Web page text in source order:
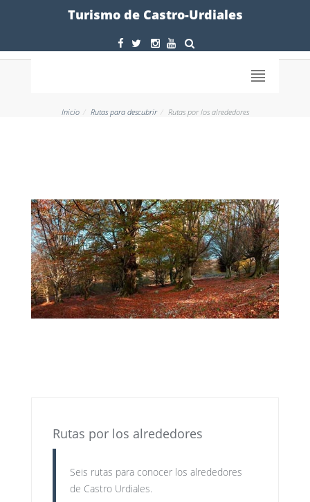
FormularioTurismo de Castro-Urdiales
Inicio Rutas para descubrir Rutas por los alrededores
Rutas por los alrededores
Seis rutas para conocer los alrededores
de Castro Urdiales.